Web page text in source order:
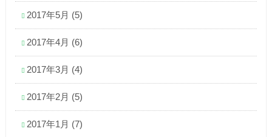
2017年5月 (5)
2017年4月 (6)
2017年3月 (4)
2017年2月 (5)
2017年1月 (7)